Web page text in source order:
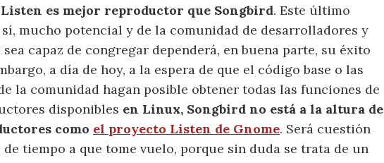
Listen es mejor reproductor que Songbird. Este último
mucho potencial y de la comunidad de desarrolladores y
capaz de congregar dependerá, en buena parte, su éxito
a día de hoy, a la espera de que el código base o las
la comunidad hagan posible obtener todas las funciones de
disponibles en Linux, Songbird no está a la altura de
como el proyecto Listen de Gnome. Será cuestión
tiempo a que tome vuelo, porque sin duda se trata de un